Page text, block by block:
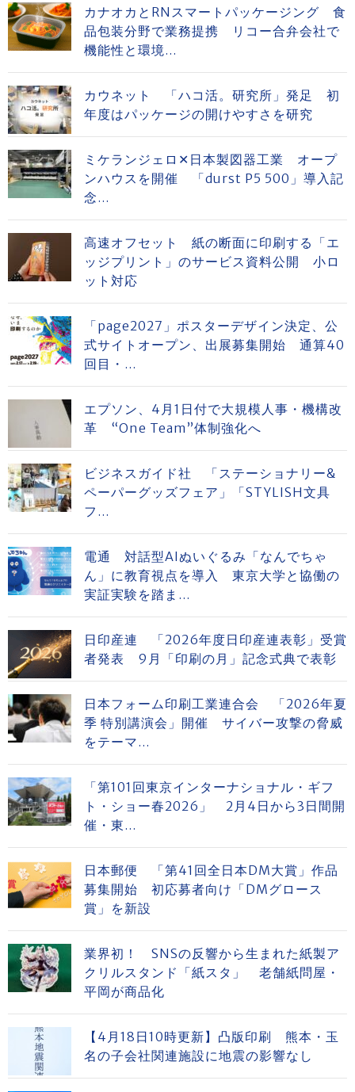
カナオカとRNスマートパッケージング 食
品包装分野で業務提携 リコー合弁会社で
機能性と環境...
カウネット 「ハコ活。研究所」発足 初
年度はパッケージの開けやすさを研究
ミケランジェロ✕日本製図器工業 オープ
ンハウスを開催 「durst P5 500」導入記
念...
高速オフセット 紙の断面に印刷する「エ
ッジプリント」のサービス資料公開 小ロ
ット対応
「page2027」ポスターデザイン決定、公
式サイトオープン、出展募集開始 通算40
回目・...
エプソン、4月1日付で大規模人事・機構改
革 “One Team”体制強化へ
ビジネスガイド社 「ステーショナリー&
ペーパーグッズフェア」「STYLISH文具
フ...
電通 対話型AIぬいぐるみ「なんでちゃ
ん」に教育視点を導入 東京大学と協働の
実証実験を踏ま...
日印産連 「2026年度日印産連表彰」受賞
者発表 9月「印刷の月」記念式典で表彰
日本フォーム印刷工業連合会 「2026年夏
季 特別講演会」開催 サイバー攻撃の脅威
をテーマ...
「第101回東京インターナショナル・ギフ
ト・ショー春2026」 2月4日から3日間開
催・東...
日本郵便 「第41回全日本DM大賞」作品
募集開始 初応募者向け「DMグロース
賞」を新設
業界初！ SNSの反響から生まれた紙製ア
クリルスタンド「紙スタ」 老舗紙問屋・
平岡が商品化
【4月18日10時更新】凸版印刷 熊本・玉
名の子会社関連施設に地震の影響なし